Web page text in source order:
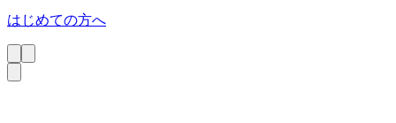
はじめての方へ